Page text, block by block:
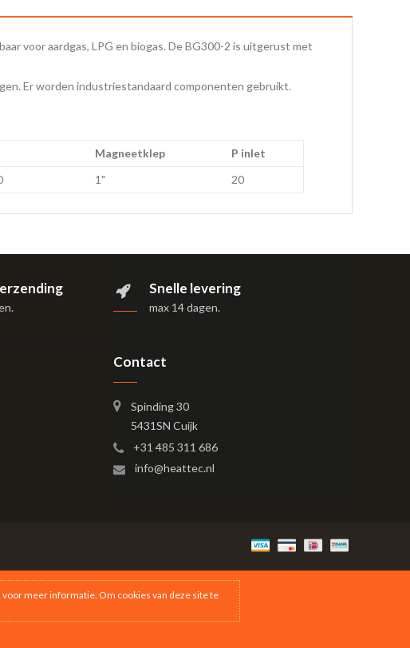
voor aardgas, LPG en biogas. De BG300-2 is uitgerust met
Er worden industriestandaard componenten gebruikt.
Magneetklep
P inlet
1" 20
Snelle levering
max 14 dagen.
Contact
Spinding 30
5431SN Cuijk
+31 485 311 686
info@heattec.nl
voor meer informatie. Om cookies van deze site te